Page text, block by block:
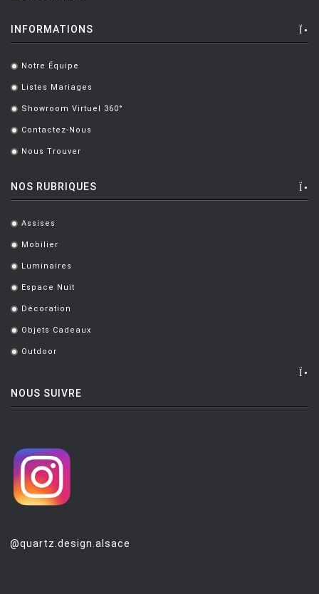
INFORMATIONS
. Notre Équipe
. Listes Mariages
. Showroom Virtuel 360°
. Contactez-Nous
. Nous Trouver
NOS RUBRIQUES
. Assises
. Mobilier
. Luminaires
. Espace Nuit
. Décoration
. Objets Cadeaux
. Outdoor
NOUS SUIVRE
@quartz.design.alsace